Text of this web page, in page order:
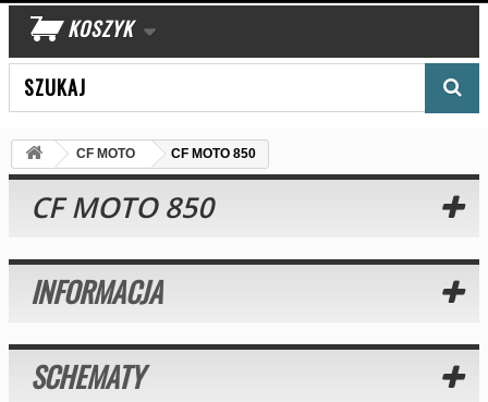
KOSZYK
CF MOTO CF MOTO 850
CF MOTO 850
INFORMACJA
SCHEMATY